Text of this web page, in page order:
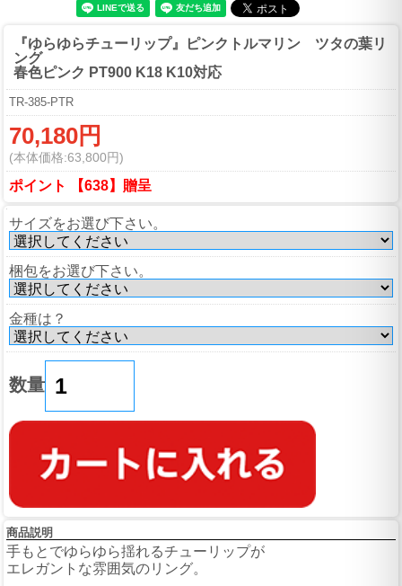
『ゆらゆらチューリップ』ピンクトルマリン ツタの葉リ
ング
春色ピンク PT900 K18 K10対応
TR-385-PTR
70,180円
(本体価格:63,800円)
ポイント 【638】贈呈
サイズをお選び下さい。
梱包をお選び下さい。
金種は？
数量
商品説明
手もとでゆらゆら揺れるチューリップが
エレガントな雰囲気のリング。